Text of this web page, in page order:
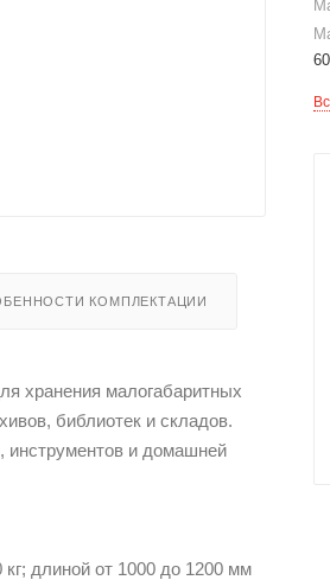
КОМПЛЕКТАЦИИ
хранения малогабаритных
библиотек и складов.
инструментов и домашней
длиной от 1000 до 1200 мм